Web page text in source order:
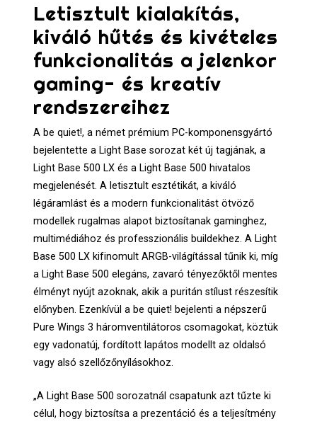
Letisztult kialakítás,
kiváló hűtés és kivételes
funkcionalitás a jelenkor
gaming- és kreatív
rendszereihez
A be quiet!, a német prémium PC-komponensgyártó
bejelentette a Light Base sorozat két új tagjának, a
Light Base 500 LX és a Light Base 500 hivatalos
megjelenését. A letisztult esztétikát, a kiváló
légáramlást és a modern funkcionalitást ötvöző
modellek rugalmas alapot biztosítanak gaminghez,
multimédiához és professzionális buildekhez. A Light
Base 500 LX kifinomult ARGB-világítással tűnik ki, míg
a Light Base 500 elegáns, zavaró tényezőktől mentes
élményt nyújt azoknak, akik a puritán stílust részesítik
előnyben. Ezenkívül a be quiet! bejelenti a népszerű
Pure Wings 3 háromventilátoros csomagokat, köztük
egy vadonatúj, fordított lapátos modellt az oldalsó
vagy alsó szellőzőnyílásokhoz.
„A Light Base 500 sorozatnál csapatunk azt tűzte ki
célul, hogy biztosítsa a prezentáció és a teljesítmény